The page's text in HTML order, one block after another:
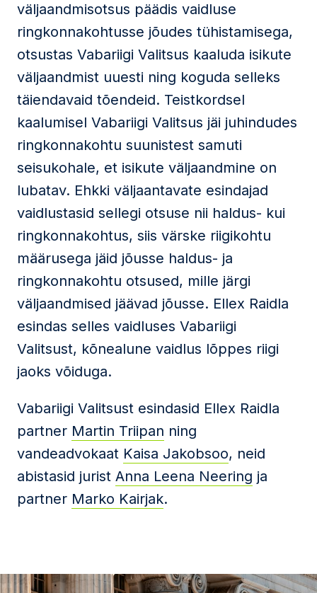
väljaandmisotsus päädis vaidluse
ringkonnakohtusse jõudes tühistamisega,
otsustas Vabariigi Valitsus kaaluda isikute
väljaandmist uuesti ning koguda selleks
täiendavaid tõendeid. Teistkordsel
kaalumisel Vabariigi Valitsus jäi juhindudes
ringkonnakohtu suunistest samuti
seisukohale, et isikute väljaandmine on
lubatav. Ehkki väljaantavate esindajad
vaidlustasid sellegi otsuse nii haldus- kui
ringkonnakohtus, siis värske riigikohtu
määrusega jäid jõusse haldus- ja
ringkonnakohtu otsused, mille järgi
väljaandmised jäävad jõusse. Ellex Raidla
esindas selles vaidluses Vabariigi
Valitsust, kõnealune vaidlus lõppes riigi
jaoks võiduga.
Vabariigi Valitsust esindasid Ellex Raidla
partner Martin Triipan ning
vandeadvokaat Kaisa Jakobsoo, neid
abistasid jurist Anna Leena Neering ja
partner Marko Kairjak.